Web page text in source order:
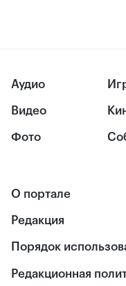
Аудио
Видео
Фото
О портале
Редакция
Порядок
Редакционная